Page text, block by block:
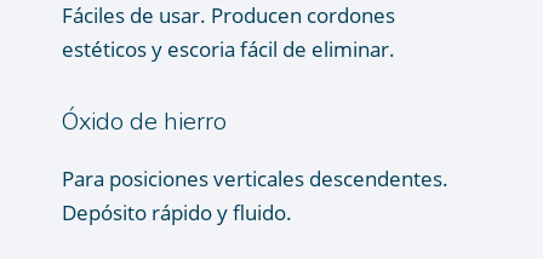
Fáciles de usar. Producen cordones
estéticos y escoria fácil de eliminar.
Óxido de hierro
Para posiciones verticales descendentes.
Depósito rápido y fluido.